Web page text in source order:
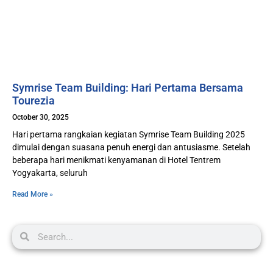
Symrise Team Building: Hari Pertama Bersama
Tourezia
October 30, 2025
Hari pertama rangkaian kegiatan Symrise Team Building 2025
dimulai dengan suasana penuh energi dan antusiasme. Setelah
beberapa hari menikmati kenyamanan di Hotel Tentrem
Yogyakarta, seluruh
Read More »